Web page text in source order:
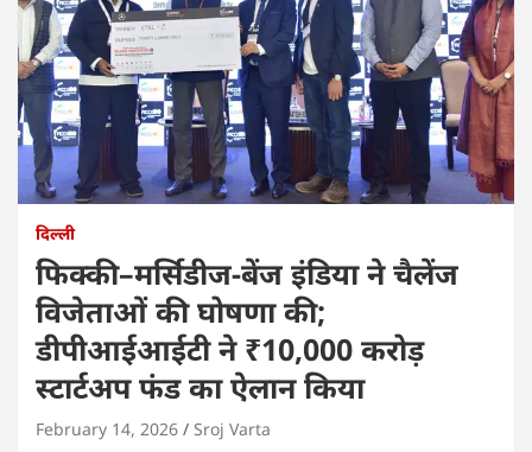
दिल्ली
फिक्की–मर्सिडीज-बेंज इंडिया ने चैलेंज
विजेताओं की घोषणा की;
डीपीआईआईटी ने ₹10,000 करोड़
स्टार्टअप फंड का ऐलान किया
February 14, 2026 Sroj Varta